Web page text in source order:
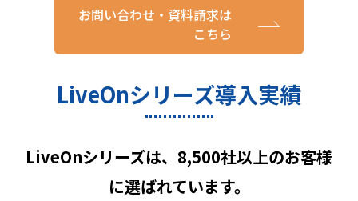
お問い合わせ・資料請求は
こちら
LiveOnシリーズ導入実績
LiveOnシリーズは、8,500社以上のお客様
に選ばれています。